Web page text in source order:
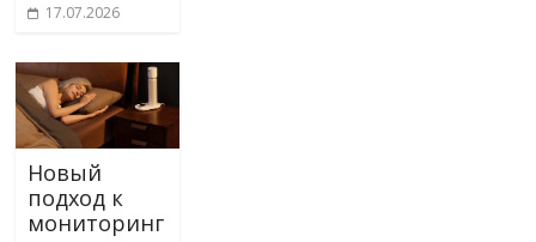
17.07.2026
Новый
подход к
мониторинг